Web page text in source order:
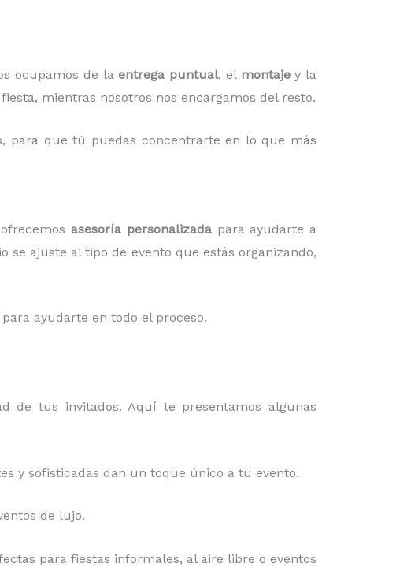
ocupamos de laentrega puntual, el montajey la
mientras nosotros nos encargamos del resto.
para que tú puedas concentrarte en lo que más
ofrecemos asesoría personalizadapara ayudarte a
ajuste al tipo de evento que estás organizando,
ayudarte en todo el proceso.
de tus invitados. Aquí te presentamos algunas
y sofisticadas dan un toque único a tu evento.
de lujo.
para fiestas informales, al aire libre o eventos